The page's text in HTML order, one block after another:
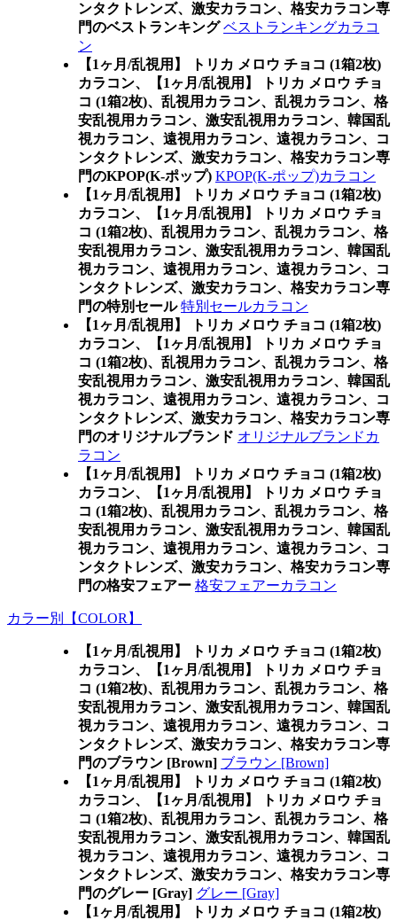
ンタクトレンズ、激安カラコン、格安カラコン専
門のベストランキング ベストランキングカラコ
ン
【1ヶ月/乱視用】 トリカ メロウ チョコ (1箱2枚)
カラコン、
【1ヶ月/乱視用】 トリカ メロウ チョ
コ (1箱2枚)、乱視用カラコン、乱視カラコン、格
安乱視用カラコン、激安乱視用カラコン、韓国乱
視カラコン、遠視用カラコン、遠視カラコン、コ
ンタクトレンズ、激安カラコン、格安カラコン専
門のKPOP(K-ポップ) KPOP(K-ポップ)カラコン
【1ヶ月/乱視用】 トリカ メロウ チョコ (1箱2枚)
カラコン、
【1ヶ月/乱視用】 トリカ メロウ チョ
コ (1箱2枚)、乱視用カラコン、乱視カラコン、格
安乱視用カラコン、激安乱視用カラコン、韓国乱
視カラコン、遠視用カラコン、遠視カラコン、コ
ンタクトレンズ、激安カラコン、格安カラコン専
門の特別セール 特別セールカラコン
【1ヶ月/乱視用】 トリカ メロウ チョコ (1箱2枚)
カラコン、
【1ヶ月/乱視用】 トリカ メロウ チョ
コ (1箱2枚)、乱視用カラコン、乱視カラコン、格
安乱視用カラコン、激安乱視用カラコン、韓国乱
視カラコン、遠視用カラコン、遠視カラコン、コ
ンタクトレンズ、激安カラコン、格安カラコン専
門のオリジナルブランド オリジナルブランドカ
ラコン
【1ヶ月/乱視用】 トリカ メロウ チョコ (1箱2枚)
カラコン、
【1ヶ月/乱視用】 トリカ メロウ チョ
コ (1箱2枚)、乱視用カラコン、乱視カラコン、格
安乱視用カラコン、激安乱視用カラコン、韓国乱
視カラコン、遠視用カラコン、遠視カラコン、コ
ンタクトレンズ、激安カラコン、格安カラコン専
門の格安フェアー 格安フェアーカラコン
カラー別【COLOR】
【1ヶ月/乱視用】 トリカ メロウ チョコ (1箱2枚)
カラコン、
【1ヶ月/乱視用】 トリカ メロウ チョ
コ (1箱2枚)、乱視用カラコン、乱視カラコン、格
安乱視用カラコン、激安乱視用カラコン、韓国乱
視カラコン、遠視用カラコン、遠視カラコン、コ
ンタクトレンズ、激安カラコン、格安カラコン専
門のブラウン [Brown] ブラウン [Brown]
【1ヶ月/乱視用】 トリカ メロウ チョコ (1箱2枚)
カラコン、
【1ヶ月/乱視用】 トリカ メロウ チョ
コ (1箱2枚)、乱視用カラコン、乱視カラコン、格
安乱視用カラコン、激安乱視用カラコン、韓国乱
視カラコン、遠視用カラコン、遠視カラコン、コ
ンタクトレンズ、激安カラコン、格安カラコン専
門のグレー [Gray] グレー [Gray]
【1ヶ月/乱視用】 トリカ メロウ チョコ (1箱2枚)